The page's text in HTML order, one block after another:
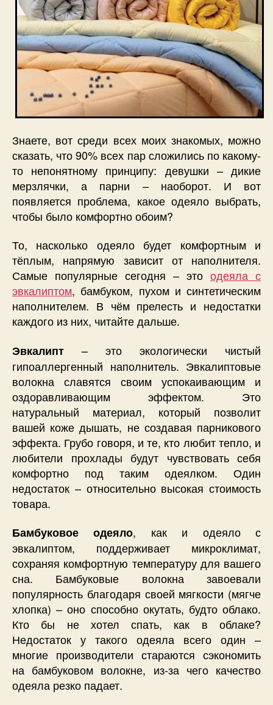
Знаете, вот среди всех моих знакомых, можно
сказать, что 90% всех пар сложились по какому-
то непонятному принципу: девушки – дикие
мерзлячки, а парни – наоборот. И вот
появляется проблема, какое одеяло выбрать,
чтобы было комфортно обоим?
То, насколько одеяло будет комфортным и
тёплым, напрямую зависит от наполнителя.
Самые популярные сегодня – это одеяла с
эвкалиптом, бамбуком, пухом и синтетическим
наполнителем. В чём прелесть и недостатки
каждого из них, читайте дальше.
Эвкалипт – это экологически чистый
гипоаллергенный наполнитель. Эвкалиптовые
волокна славятся своим успокаивающим и
оздоравливающим эффектом. Это
натуральный материал, который позволит
вашей коже дышать, не создавая парникового
эффекта. Грубо говоря, и те, кто любит тепло, и
любители прохлады будут чувствовать себя
комфортно под таким одеялком. Один
недостаток – относительно высокая стоимость
товара.
Бамбуковое одеяло, как и одеяло с
эвкалиптом, поддерживает микроклимат,
сохраняя комфортную температуру для вашего
сна. Бамбуковые волокна завоевали
популярность благодаря своей мягкости (мягче
хлопка) – оно способно окутать, будто облако.
Кто бы не хотел спать, как в облаке?
Недостаток у такого одеяла всего один –
многие производители стараются сэкономить
на бамбуковом волокне, из-за чего качество
одеяла резко падает.